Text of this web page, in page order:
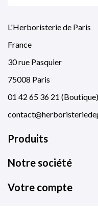
L'Herboristerie de Paris
France
30 rue Pasquier
75008 Paris
01 42 65 36 21
Produits
Notre société
Votre compte